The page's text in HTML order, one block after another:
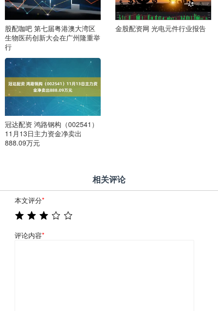
股配咖吧 第七届粤港澳大湾区
生物医药创新大会在广州隆重举
行
金股配资网 光电元件行业报告
冠达配资 鸿路钢构（002541）
11月13日主力资金净卖出
888.09万元
相关评论
本文评分*
评论内容*